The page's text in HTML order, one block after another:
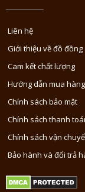
Liên hệ
Giới thiệu về đồ đồng
Cam kết chất lượng
Hướng dẫn mua hàng
Chính sách bảo mật
Chính sách thanh
Chính sách vận
Bảo hành và đổi trả